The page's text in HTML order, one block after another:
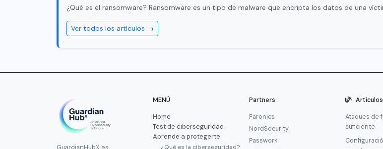
¿Qué es el ransomware? Ransomware es un tipo de malware que encripta los datos de una
Ver todos los artículos →
GuardianHubX es
MENÚ
Home
Test de ciberseguridad
Aprende a protegerte
¿Qué es la ciberseguridad?
Partners
Faronics
NordSecurity
Passwork
Artículos
Ataques de
suficiente